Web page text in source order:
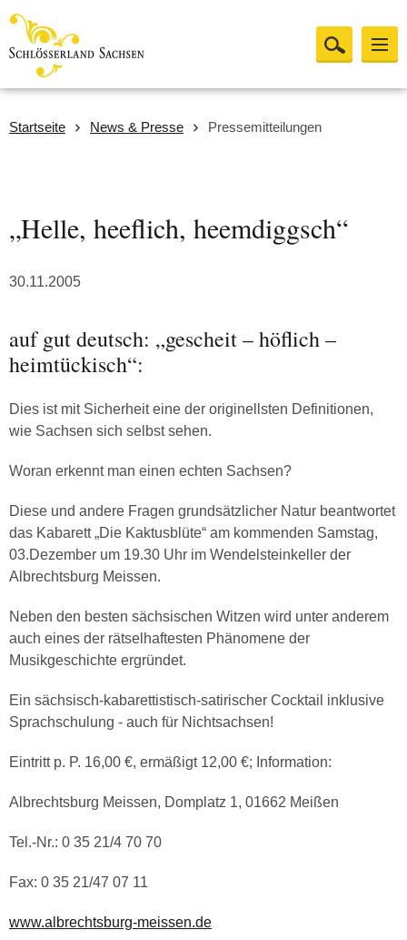
Startseite News & Presse Pressemitteilungen
„Helle, heeflich, heemdiggsch“
30.11.2005
auf gut deutsch: „gescheit – höflich –
heimtückisch“:
Dies ist mit Sicherheit eine der originellsten Definitionen,
wie Sachsen sich selbst sehen.
Woran erkennt man einen echten Sachsen?
Diese und andere Fragen grundsätzlicher Natur beantwortet
das Kabarett „Die Kaktusblüte“ am kommenden Samstag,
03.Dezember um 19.30 Uhr im Wendelsteinkeller der
Albrechtsburg Meissen.
Neben den besten sächsischen Witzen wird unter anderem
auch eines der rätselhaftesten Phänomene der
Musikgeschichte ergründet.
Ein sächsisch-kabarettistisch-satirischer Cocktail inklusive
Sprachschulung - auch für Nichtsachsen!
Eintritt p. P. 16,00 €, ermäßigt 12,00 €; Information:
Albrechtsburg Meissen, Domplatz 1, 01662 Meißen
Tel.-Nr.: 0 35 21/4 70 70
Fax: 0 35 21/47 07 11
www.albrechtsburg-meissen.de